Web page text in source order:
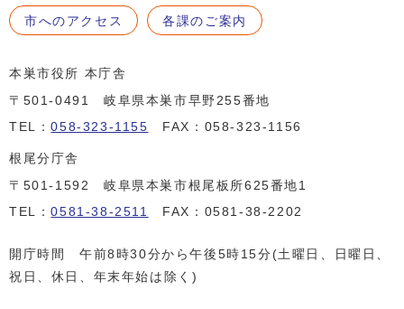
市へのアクセス 各課のご案内
本巣市役所 本庁舎
〒501-0491 岐阜県本巣市早野255番地
TEL：058-323-1155 FAX：058-323-1156
根尾分庁舎
〒501-1592 岐阜県本巣市根尾板所625番地1
TEL：0581-38-2511 FAX：0581-38-2202
開庁時間 午前8時30分から午後5時15分(土曜日、日曜日、
祝日、休日、年末年始は除く)